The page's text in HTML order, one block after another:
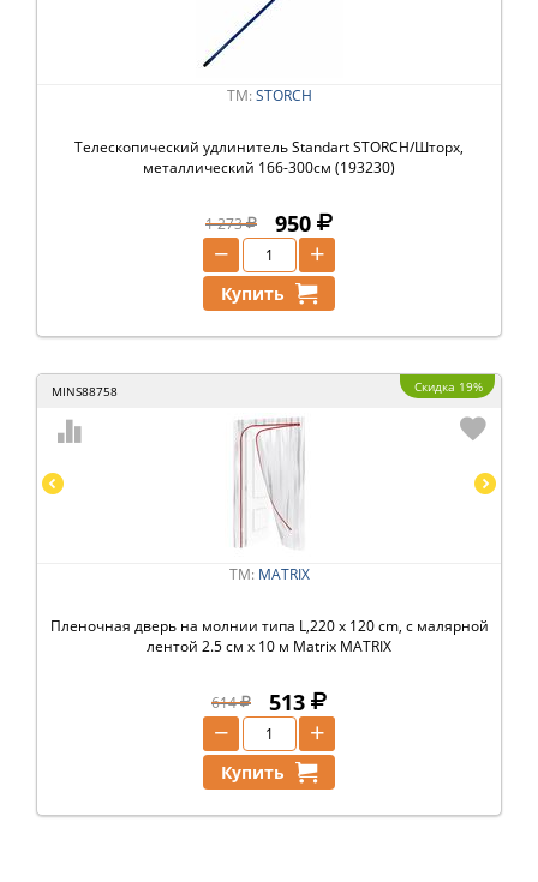
ТМ: STORCH
Телескопический удлинитель Standart STORCH/Шторх,
металлический 166-300см (193230)
1 273 950
+
−
Купить
MINS88758 Скидка 19%
ТМ: MATRIX
Пленочная дверь на молнии типа L,220 x 120 cm, с малярной
лентой 2.5 см х 10 м Matrix MATRIX
614 513
+
−
Купить